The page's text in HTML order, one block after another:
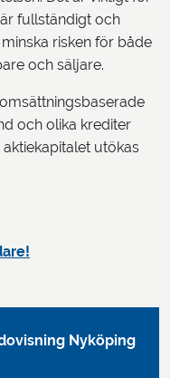
fullständigt och
risken för både
och säljare.
och olika krediter
utökas
Nyköping